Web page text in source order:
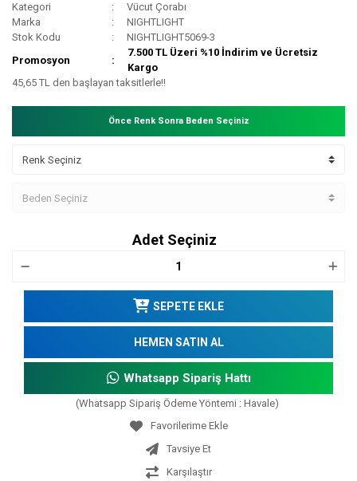
Kategori
Vücut Çorabı
Marka
NIGHTLIGHT
Stok Kodu
NIGHTLIGHT5069-3
Promosyon
7.500 TL Üzeri %10 İndirim ve Ücretsiz
Kargo
45,65 TL den başlayan taksitlerle!!
Önce Renk Sonra Beden Seçiniz
Adet Seçiniz
SEPETE EKLE
HEMEN SATIN AL
Whatsapp Sipariş Hattı
(Whatsapp Sipariş Ödeme Yöntemi : Havale)
Tavsiye Et
Karşılaştır